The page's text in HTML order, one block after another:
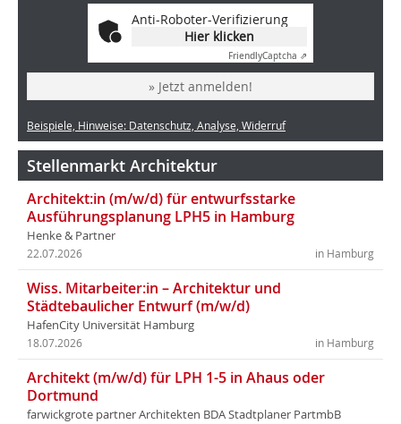
Anti-Roboter-Verifizierung
Hier klicken
FriendlyCaptcha ⇗
» Jetzt anmelden!
Beispiele, Hinweise: Datenschutz, Analyse, Widerruf
Stellenmarkt Architektur
Architekt:in (m/w/d) für entwurfsstarke
Ausführungsplanung LPH5 in Hamburg
Henke & Partner
in Hamburg
22.07.2026
Wiss. Mitarbeiter:in – Architektur und
Städtebaulicher Entwurf (m/w/d)
HafenCity Universität Hamburg
in Hamburg
18.07.2026
Architekt (m/w/d) für LPH 1-5 in Ahaus oder
Dortmund
farwickgrote partner Architekten BDA Stadtplaner PartmbB